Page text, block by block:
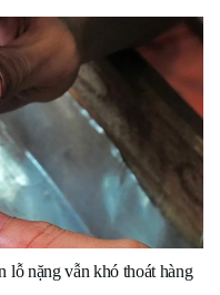
lỗ nặng vẫn khó thoát hàng